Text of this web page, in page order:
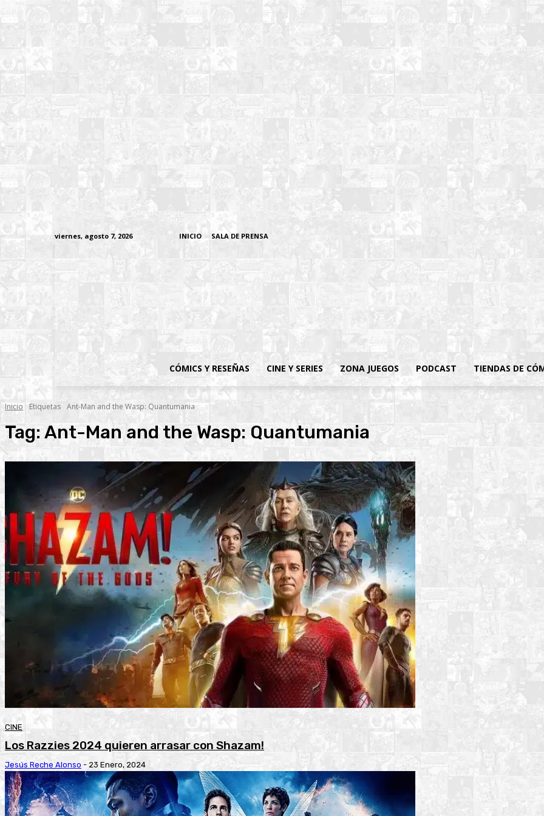
viernes, agosto 7, 2026 INICIO SALA DE PRENSA
CÓMICS Y RESEÑAS CINE Y SERIES ZONA JUEGOS PODCAST TIENDAS DE
Inicio Etiquetas Ant-Man and the Wasp: Quantumania
Tag:Ant-Man and the Wasp: Quantumania
CINE
Los Razzies 2024 quieren arrasar con Shazam!
Jesús Reche Alonso - 23 Enero, 2024